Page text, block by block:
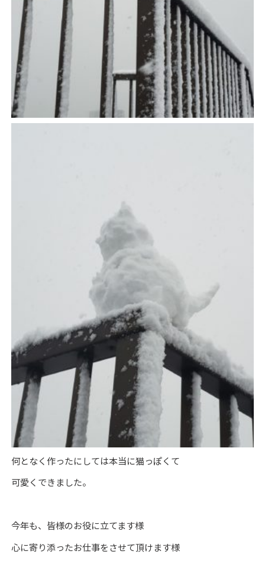
何となく作ったにしては本当に猫っぽくて
可愛くできました。
今年も、皆様のお役に立てます様
心に寄り添ったお仕事をさせて頂けます様